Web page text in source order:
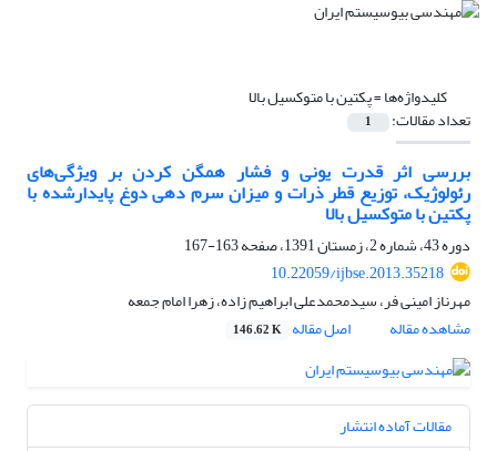
کلیدواژه‌ها =پکتین با متوکسیل بالا
تعداد مقالات: 1
بررسی اثر قدرت یونی و فشار همگن کردن بر ویژگی‌های
رئولوژیک، توزیع قطر ذرات و میزان سرم دهی دوغ پایدارشده با
پکتین با متوکسیل بالا
دوره 43، شماره 2، زمستان 1391، صفحه
163-167
10.22059/ijbse.2013.35218
مهرناز امینی فر، سیدمحمدعلی ابراهیم زاده، زهرا امام جمعه
مشاهده مقاله
اصل مقاله 146.62 K
مقالات آماده انتشار